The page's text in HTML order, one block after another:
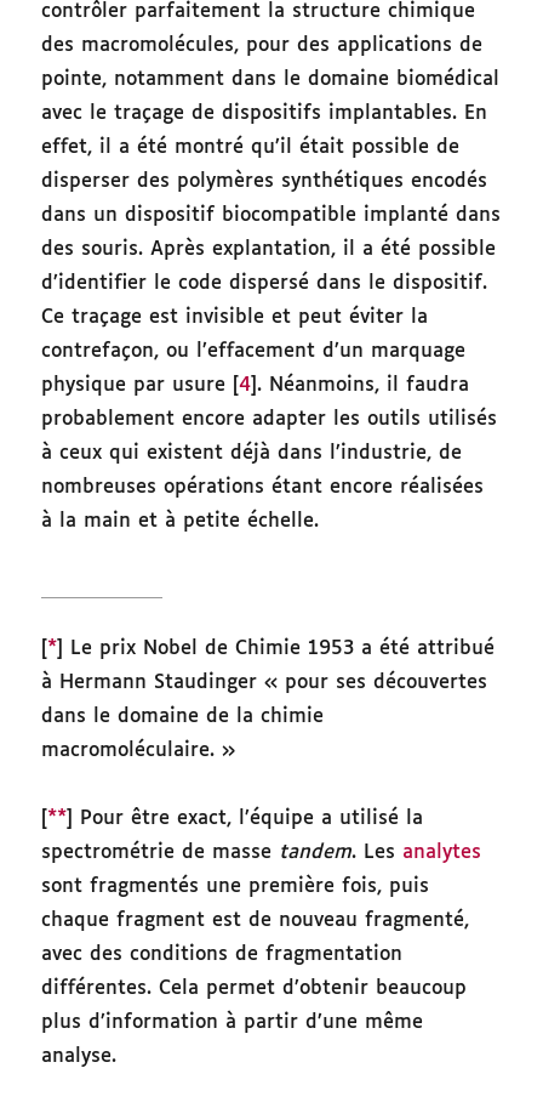
contrôler parfaitement la structure chimique
des macromolécules, pour des applications de
pointe, notamment dans le domaine biomédical
avec le traçage de dispositifs implantables. En
effet, il a été montré qu’il était possible de
disperser des polymères synthétiques encodés
dans un dispositif biocompatible implanté dans
des souris. Après explantation, il a été possible
d’identifier le code dispersé dans le dispositif.
Ce traçage est invisible et peut éviter la
contrefaçon, ou l’effacement d’un marquage
physique par usure [4 ]. Néanmoins, il faudra
probablement encore adapter les outils utilisés
à ceux qui existent déjà dans l’industrie, de
nombreuses opérations étant encore réalisées
à la main et à petite échelle.
* ] Le prix Nobel de Chimie 1953 a été attribué
à Hermann Staudinger « pour ses découvertes
dans le domaine de la chimie
macromoléculaire. »
** ] Pour être exact, l’équipe a utilisé la
spectrométrie de masse tandem. Les analytes
sont fragmentés une première fois, puis
chaque fragment est de nouveau fragmenté,
avec des conditions de fragmentation
différentes. Cela permet d’obtenir beaucoup
plus d’information à partir d’une même
analyse.